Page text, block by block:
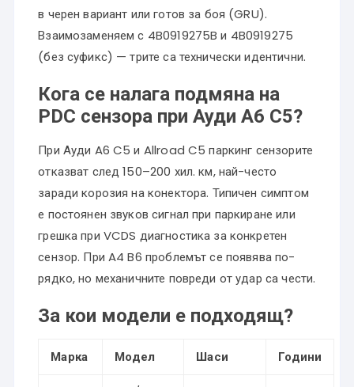
в черен вариант или готов за боя (GRU).
Взаимозаменяем с 4B0919275B и 4B0919275
(без суфикс) — трите са технически идентични.
Кога се налага подмяна на
PDC сензора при Ауди A6 C5?
При Ауди A6 C5 и Allroad C5 паркинг сензорите
отказват след 150–200 хил. км, най-често
заради корозия на конектора. Типичен симптом
е постоянен звуков сигнал при паркиране или
грешка при VCDS диагностика за конкретен
сензор. При A4 B6 проблемът се появява по-
рядко, но механичните повреди от удар са чести.
За кои модели е подходящ?
Марка Модел Шаси Години